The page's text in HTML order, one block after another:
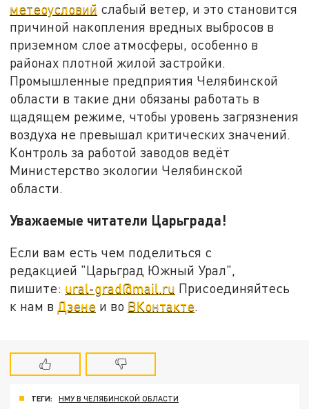
метеоусловий слабый ветер, и это становится
причиной накопления вредных выбросов в
приземном слое атмосферы, особенно в
районах плотной жилой застройки.
Промышленные предприятия Челябинской
области в такие дни обязаны работать в
щадящем режиме, чтобы уровень загрязнения
воздуха не превышал критических значений.
Контроль за работой заводов ведёт
Министерство экологии Челябинской
области.
Уважаемые читатели Царьграда!
Если вам есть чем поделиться с
редакцией "Царьград Южный Урал",
пишите: ural-grad@mail.ru Присоединяйтесь
к нам в Дзене и во ВКонтакте
ТЕГИ: НМУ В ЧЕЛЯБИНСКОЙ ОБЛАСТИ